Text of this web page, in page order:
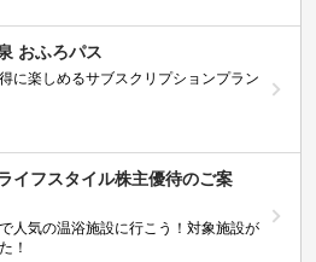
おふろパス
に楽しめるサブスクリプションプラン
イフスタイル株主優待のご案
人気の温浴施設に行こう！対象施設が
！